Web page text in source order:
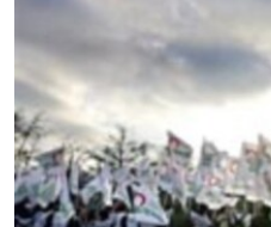
РАСПИСАНИЕ ВЕЩАНИЯ
ПОДПИШИТЕСЬ НА
СОЦИАЛЬНЫЕ СЕТИ